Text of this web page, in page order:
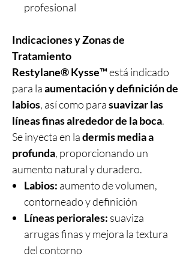
profesional
Indicaciones y Zonas de
Tratamiento
Restylane® Kysse™está indicado
para laaumentación y definición de
labios, así como parasuavizar las
líneas finas alrededor de la boca.
Se inyecta en ladermis media a
profunda, proporcionando un
aumento natural y duradero.
Labios: aumento de volumen,
contorneado y definición
Líneas periorales: suaviza
arrugas finas y mejora la textura
del contorno